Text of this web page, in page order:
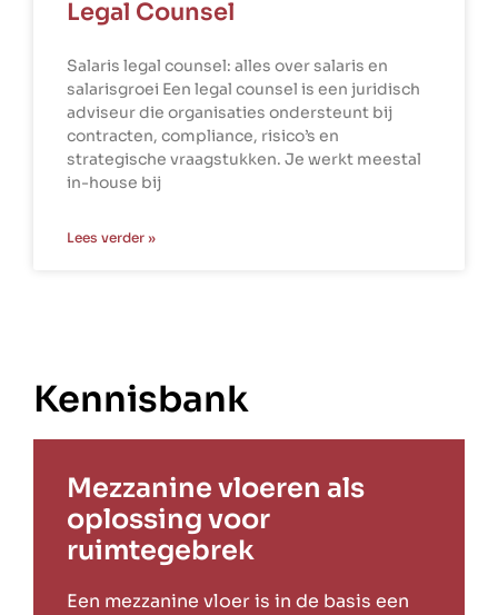
Legal Counsel
Salaris legal counsel: alles over salaris en
salarisgroei Een legal counsel is een juridisch
adviseur die organisaties ondersteunt bij
contracten, compliance, risico’s en
strategische vraagstukken. Je werkt meestal
in-house bij
Lees verder »
Kennisbank
Mezzanine vloeren als
oplossing voor
ruimtegebrek
Een mezzanine vloer is in de basis een